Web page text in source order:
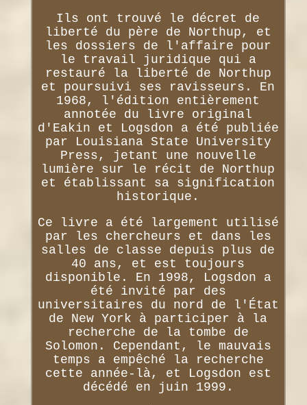
Ils ont trouvé le décret de
liberté du père de Northup, et
les dossiers de l'affaire pour
le travail juridique qui a
restauré la liberté de Northup
et poursuivi ses ravisseurs. En
1968, l'édition entièrement
annotée du livre original
d'Eakin et Logsdon a été publiée
par Louisiana State University
Press, jetant une nouvelle
lumière sur le récit de Northup
et établissant sa signification
historique.
Ce livre a été largement utilisé
par les chercheurs et dans les
salles de classe depuis plus de
40 ans, et est toujours
disponible. En 1998, Logsdon a
été invité par des
universitaires du nord de l'État
de New York à participer à la
recherche de la tombe de
Solomon. Cependant, le mauvais
temps a empêché la recherche
cette année-là, et Logsdon est
décédé en juin 1999.